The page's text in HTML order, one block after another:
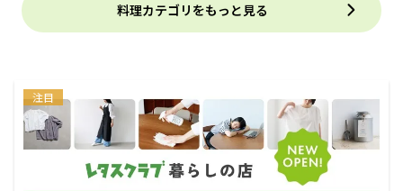
料理カテゴリをもっと見る
注目